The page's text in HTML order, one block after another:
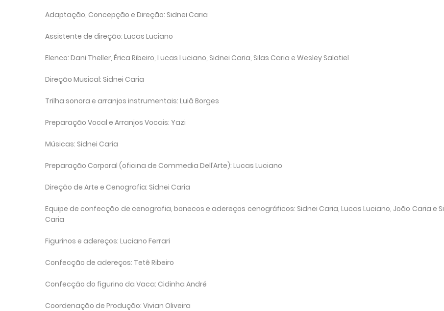
Adaptação, Concepção e Direção: Sidnei Caria
Assistente de direção: Lucas Luciano
Elenco: Dani Theller, Érica Ribeiro, Lucas Luciano, Sidnei Caria, Silas Caria e Wesley Salatiel
Direção Musical: Sidnei Caria
Trilha sonora e arranjos instrumentais: Luiã Borges
Preparação Vocal e Arranjos Vocais: Yazi
Músicas: Sidnei Caria
Preparação Corporal (oficina de Commedia Dell’Arte): Lucas Luciano
Direção de Arte e Cenografia: Sidnei Caria
Equipe de confecção de cenografia, bonecos e adereços cenográficos: Sidnei Caria, Lucas Luciano, João Caria e
Caria
Figurinos e adereços: Luciano Ferrari
Confecção de adereços: Tetê Ribeiro
Confecção do figurino da Vaca: Cidinha André
Coordenação de Produção: Vivian Oliveira